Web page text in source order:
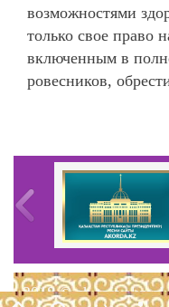
возможностями
только свое право
включенным в
ровесников,
2018 © sh-